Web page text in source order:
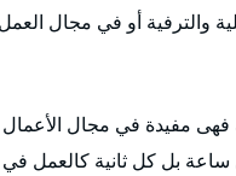
والترفية أو في مجال
فهى مفيدة في مجال الأعمال
بل كل ثانية كالعمل